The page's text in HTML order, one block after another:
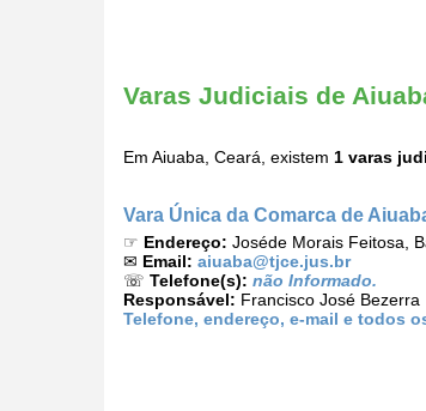
Varas Judiciais de
Em Aiuaba, Ceará, existem 1 varas
Vara Única da Comarca de
☞ Endereço: Joséde Morais Feitosa,
✉ Email: aiuaba@tjce.jus.br
☏ Telefone(s): não Informado.
Responsável: Francisco José Bezerra
Telefone, endereço, e-mail e todos